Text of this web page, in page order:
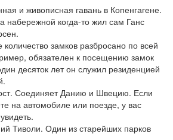
и живописная гавань в Копенгагене.
набережной когда-то жил сам Ганс
замков разбросано по всей
обязателен к посещению замок
десяток лет он служил резиденцией
Соединяет Данию и Швецию. Если
на автомобиле или поезде, у вас
Тиволи. Один из старейших парков